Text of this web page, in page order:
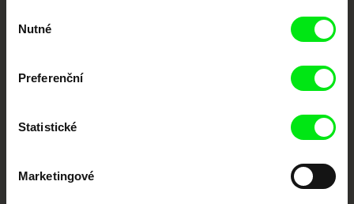
souhlasu
Nutné
Preferenční
Statistické
Marketingové
DOK Leipzig